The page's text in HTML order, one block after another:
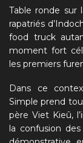
Table ronde sur
rapatriés
food truck
moment fort
les premiers
Dans ce
Simple prend
père Viet Kieû,
la confusion